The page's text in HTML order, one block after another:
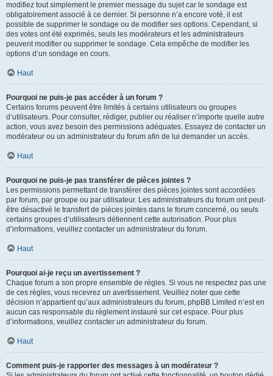
modifiez tout simplement le premier message du sujet car le sondage est
obligatoirement associé à ce dernier. Si personne n’a encore voté, il est
possible de supprimer le sondage ou de modifier ses options. Cependant, si
des votes ont été exprimés, seuls les modérateurs et les administrateurs
peuvent modifier ou supprimer le sondage. Cela empêche de modifier les
options d’un sondage en cours.
Haut
Pourquoi ne puis-je pas accéder à un forum ?
Certains forums peuvent être limités à certains utilisateurs ou groupes
d’utilisateurs. Pour consulter, rédiger, publier ou réaliser n’importe quelle autre
action, vous avez besoin des permissions adéquates. Essayez de contacter un
modérateur ou un administrateur du forum afin de lui demander un accès.
Haut
Pourquoi ne puis-je pas transférer de pièces jointes ?
Les permissions permettant de transférer des pièces jointes sont accordées
par forum, par groupe ou par utilisateur. Les administrateurs du forum ont peut-
être désactivé le transfert de pièces jointes dans le forum concerné, ou seuls
certains groupes d’utilisateurs détiennent cette autorisation. Pour plus
d’informations, veuillez contacter un administrateur du forum.
Haut
Pourquoi ai-je reçu un avertissement ?
Chaque forum a son propre ensemble de règles. Si vous ne respectez pas une
de ces règles, vous recevrez un avertissement. Veuillez noter que cette
décision n’appartient qu’aux administrateurs du forum, phpBB Limited n’est en
aucun cas responsable du règlement instauré sur cet espace. Pour plus
d’informations, veuillez contacter un administrateur du forum.
Haut
Comment puis-je rapporter des messages à un modérateur ?